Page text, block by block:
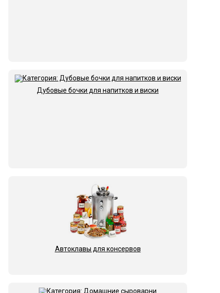
Дубовые бочки для напитков и виски
Автоклавы для консервов